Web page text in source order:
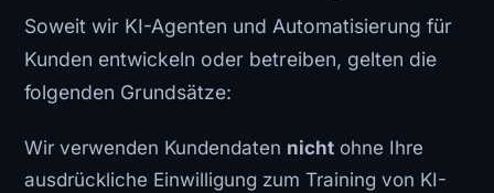
Soweit wir KI-Agenten und Automatisierung für
Kunden entwickeln oder betreiben, gelten die
folgenden Grundsätze:
Wir verwenden Kundendaten nicht ohne Ihre
ausdrückliche Einwilligung zum Training von KI-